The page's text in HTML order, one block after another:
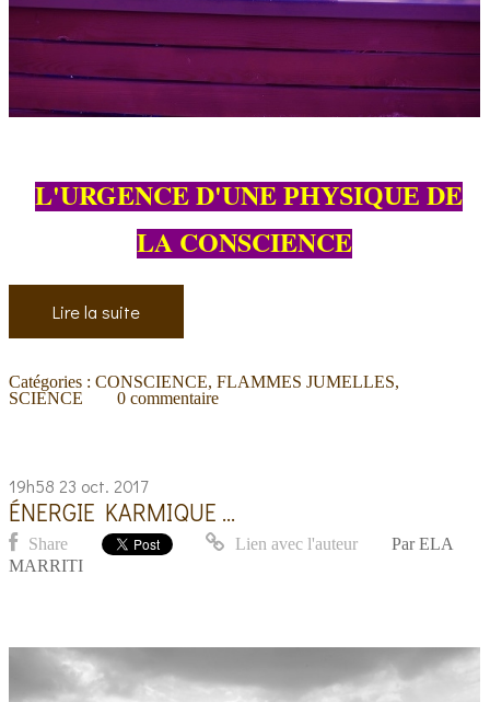
L'URGENCE D'UNEPHYSIQUEDE
LA CONSCIENCE
Lire la suite
Catégories :CONSCIENCE,FLAMMES JUMELLES,
SCIENCE
0 commentaire
19h58 23 oct. 2017
ÉNERGIE KARMIQUE ...
Share Lien avec l'auteur Par ELA
MARRITI